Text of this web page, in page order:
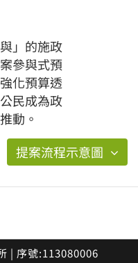
」的施政
參與式預
化預算透
民成為政
動。
提案流程示意圖
| 序號:113080006